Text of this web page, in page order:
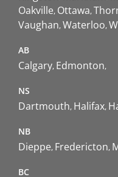
Oakville Ottawa
Vaughan Waterloo
AB
Calgary Edmonton
NS
Dartmouth Halifax
NB
Dieppe Fredericton
BC